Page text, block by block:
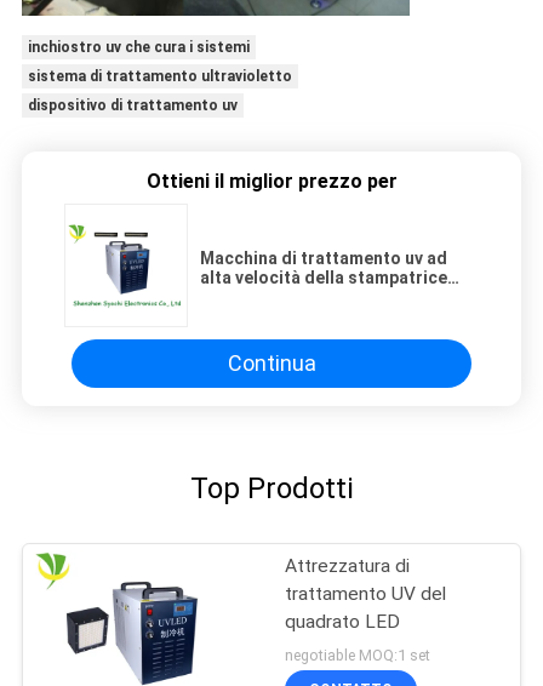
inchiostro uv che cura i sistemi
sistema di trattamento ultravioletto
dispositivo di trattamento uv
Ottieni il miglior prezzo per
Macchina di trattamento uv ad
alta velocità della stampatrice
Continua
Top Prodotti
Attrezzatura di
trattamento UV del
quadrato LED
negotiable MOQ:1 set